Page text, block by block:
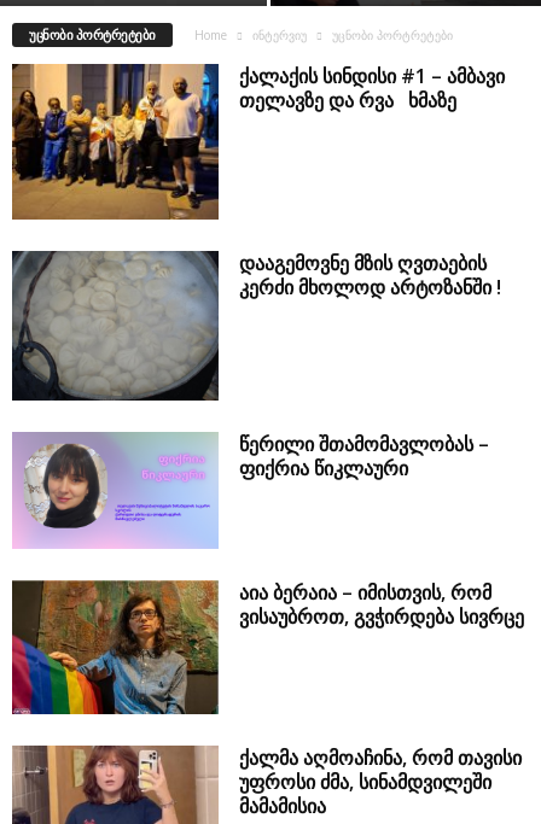
ᲣᲪᲜᲝᲑᲘ ᲞᲝᲠᲢᲠᲔᲢᲔᲑᲘ Home ინტერვიუ უცნობი პორტრეტები
ქალაქის სინდისი #1 – ამბავი
თელავზე და რვა ხმაზე
დააგემოვნე მზის ღვთაების
კერძი მხოლოდ არტოზანში !
წერილი შთამომავლობას –
ფიქრია წიკლაური
აია ბერაია – იმისთვის, რომ
ვისაუბროთ, გვჭირდება სივრცე
ქალმა აღმოაჩინა, რომ თავისი
უფროსი ძმა, სინამდვილეში
მამამისია